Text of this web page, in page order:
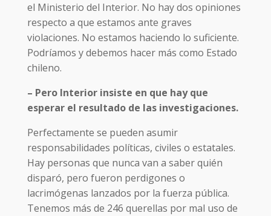
el Ministerio del Interior. No hay dos opiniones
respecto a que estamos ante graves
violaciones. No estamos haciendo lo suficiente.
Podríamos y debemos hacer más como Estado
chileno.
– Pero Interior insiste en que hay que
esperar el resultado de las investigaciones.
Perfectamente se pueden asumir
responsabilidades políticas, civiles o estatales.
Hay personas que nunca van a saber quién
disparó, pero fueron perdigones o
lacrimógenas lanzados por la fuerza pública.
Tenemos más de 246 querellas por mal uso de